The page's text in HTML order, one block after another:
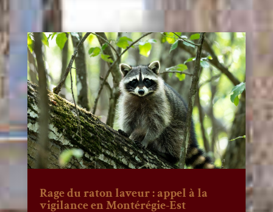
Rage du raton laveur : appel à la
vigilance en Montérégie-Est